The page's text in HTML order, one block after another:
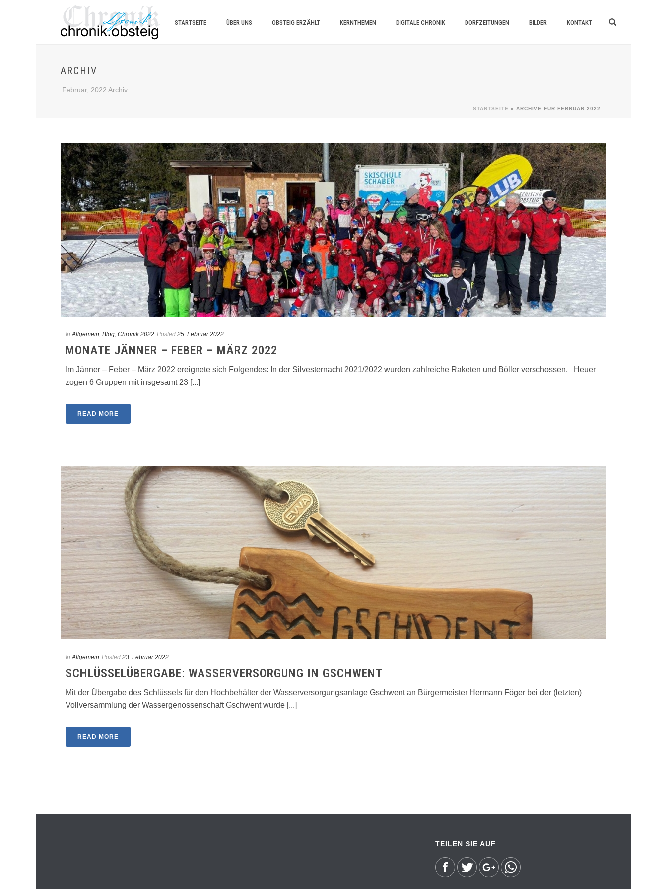
STARTSEITE ÜBER UNS OBSTEIG ERZÄHLT KERNTHEMEN DIGITALE CHRONIK DORFZEITUNGEN BILDER KONTAKT
ARCHIV
Februar, 2022 Archiv
STARTSEITE » ARCHIVE FÜR FEBRUAR 2022
In Allgemein, Blog, Chronik 2022 Posted 25. Februar 2022
MONATE JÄNNER – FEBER – MÄRZ 2022
Im Jänner – Feber – März 2022 ereignete sich Folgendes: In der Silvesternacht 2021/2022 wurden zahlreiche Raketen und Böller verschossen. Heuer
zogen 6 Gruppen mit insgesamt 23 [...]
READ MORE
In Allgemein Posted 23. Februar 2022
SCHLÜSSELÜBERGABE: WASSERVERSORGUNG IN GSCHWENT
Mit der Übergabe des Schlüssels für den Hochbehälter der Wasserversorgungsanlage Gschwent an Bürgermeister Hermann Föger bei der (letzten)
Vollversammlung der Wassergenossenschaft Gschwent wurde [...]
READ MORE
TEILEN SIE AUF